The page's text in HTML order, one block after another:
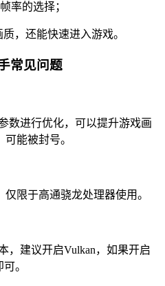
率的选择；
，还能快速进入游戏。
常见问题
数进行优化，可以提升游戏画
能被封号。
限于高通骁龙处理器使用。
，建议开启Vulkan，如果开启
。